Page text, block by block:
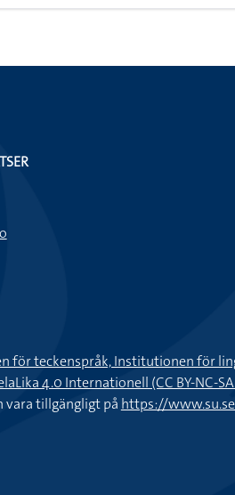
för teckenspråk, Institutionen för
4.0 Internationell (CC BY-NC-
vara tillgängligt på https://